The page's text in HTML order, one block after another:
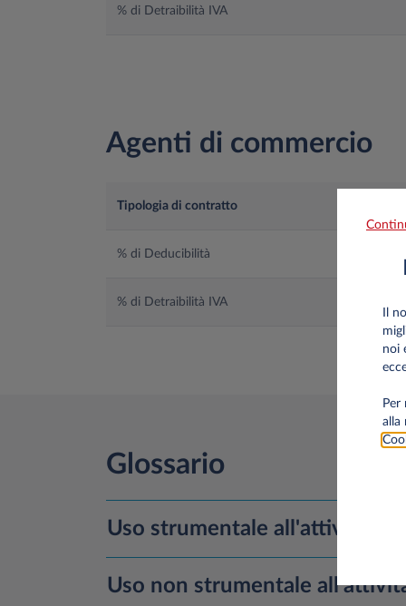
% di Detraibilità IVA
Agenti di commercio
Tipologia di contratto
% di Deducibilità
% di Detraibilità IVA
Glossario
Uso strumentale all'attività
Uso non strumentale
Il
noi
alla